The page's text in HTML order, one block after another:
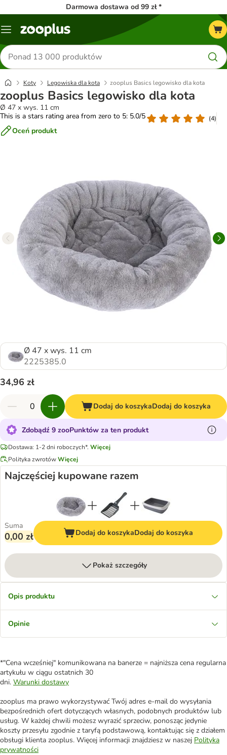
Darmowa dostawa od 99 zł *
Menu
Szukaj
produktów
Koty Legowiska dla kota zooplus Basics legowisko dla kota
zooplus Basics legowisko dla kota
Ø 47 x wys. 11 cm
This is a stars rating area from zero to 5: 5.0/5
(4)
Oceń produkt
Ø 47 x wys. 11 cm
2225385.0
34,96 zł
Dodaj do koszykaDodaj do koszyka
Zdobądź 9 zooPunktów za ten produkt
Dostawa: 1-2 dni roboczych*. Więcej
Polityka zwrotówWięcej
Najczęściej kupowane razem
Suma
0,00 zł Dodaj do koszykaDodaj do koszyka
Pokaż szczegóły
Opis produktu
Opinie
*"Cena wcześniej" komunikowana na banerze = najniższa cena regularna
artykułu w ciągu ostatnich 30
dni. Warunki dostawy
zooplus ma prawo wykorzystywać Twój adres e-mail do wysyłania
bezpośrednich ofert dotyczących własnych, podobnych produktów lub
usług. W każdej chwili możesz wyrazić sprzeciw, ponosząc jedynie
koszty przesyłu zgodnie z taryfą podstawową, kontaktując się z działem
obsługi klienta zooplus. Więcej informacji znajdziesz w naszej Polityka
prywatności